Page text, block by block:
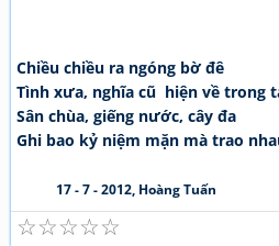
Chiều chiều ra ngóng bờ đê
Tình xưa, nghĩa cũ hiện về trong
Sân chùa, giếng nước, cây đa
Ghi bao kỷ niệm mặn mà trao
17 - 7 - 2012, Hoàng Tuấn
☆
☆
☆
☆
☆